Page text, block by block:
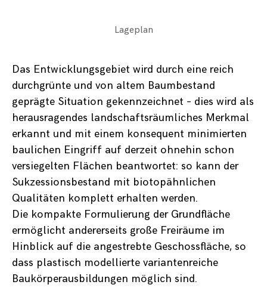
Lageplan
Das Entwicklungsgebiet wird durch eine reich
durchgrünte und von altem Baumbestand
geprägte Situation gekennzeichnet – dies wird als
herausragendes landschaftsräumliches Merkmal
erkannt und mit einem konsequent minimierten
baulichen Eingriff auf derzeit ohnehin schon
versiegelten Flächen beantwortet: so kann der
Sukzessionsbestand mit biotopähnlichen
Qualitäten komplett erhalten werden.
Die kompakte Formulierung der Grundfläche
ermöglicht andererseits große Freiräume im
Hinblick auf die angestrebte Geschossfläche, so
dass plastisch modellierte variantenreiche
Baukörperausbildungen möglich sind.